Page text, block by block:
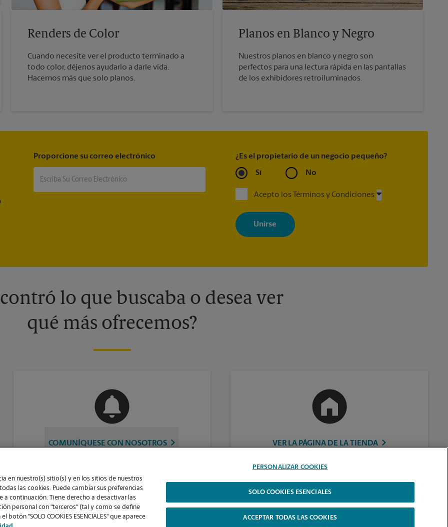
Renders de Color
Cuando necesite ver el producto terminado a
todo color, déjenos ayudarlo a darle vida.
Hacemos más que solo planos.
Planos en Blanco y Negro
Nuestros planos en blanco y negro son
perfectos para una lectura rápida en las pantallas
de los exhibidores retroiluminados.
Proporcione su correo electrónico ¿Es el propietario de un negocio pequeño?
Sí No
Acepto los Términos y Condiciones
Al registrarse, acepta recibir correos electrónicos de The UPS Store
con noticias, ofertas especiales, promociones y mensajes
adaptados a sus intereses. Puede darse de baja en cualquier
momento. Para más información, consulte nuestra política de
información, contacte al centro The UPS Store en su ciudad.
lo que buscaba o desea ver
qué más ofrecemos?
COMUNÍQUESE CON NOSOTROS VER LA PÁGINA DE LA TIENDA
Alto
en nuestro(s) sitio(s) y en los sitios de nuestros
todas las cookies. Puede cambiar sus preferencias
a continuación. Tiene derecho a desactivar las
personal con "terceros" (tal y como se define
"SOLO COOKIES ESENCIALES" que aparece
PERSONALIZAR COOKIES
SOLO COOKIES ESENCIALES
ACCEPTAR TODAS LAS COOKIES